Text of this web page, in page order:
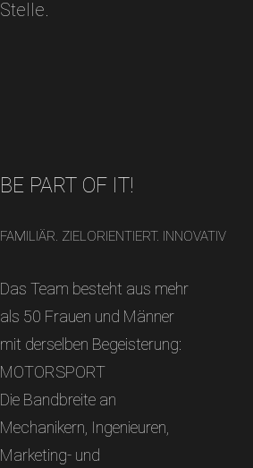
Stelle.
BE PART OF IT!
FAMILIÄR. ZIELORIENTIERT. INNOVATIV
Das Team besteht aus mehr
als 50 Frauen und Männer
mit derselben Begeisterung:
MOTORSPORT
Die Bandbreite an
Mechanikern, Ingenieuren,
Marketing- und